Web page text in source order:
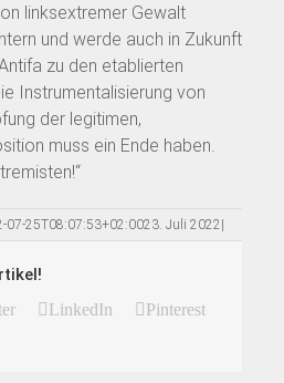
linksextremer Gewalt
und werde auch in Zukunft
zu den etablierten
Instrumentalisierung von
der legitimen,
muss ein Ende haben.
07-25T08:07:53+02:0023. Juli 2022 |
LinkedIn
Pinterest